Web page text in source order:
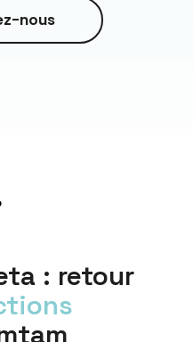
nous
: retour